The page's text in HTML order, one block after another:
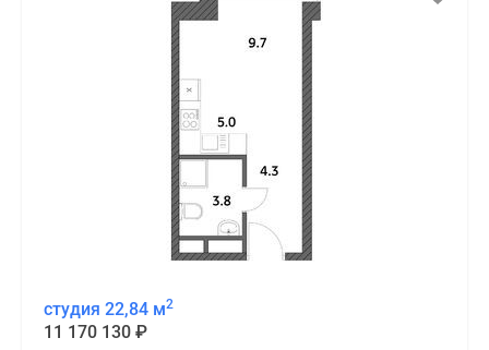
студия 22,84 м2
11 170 130 ₽